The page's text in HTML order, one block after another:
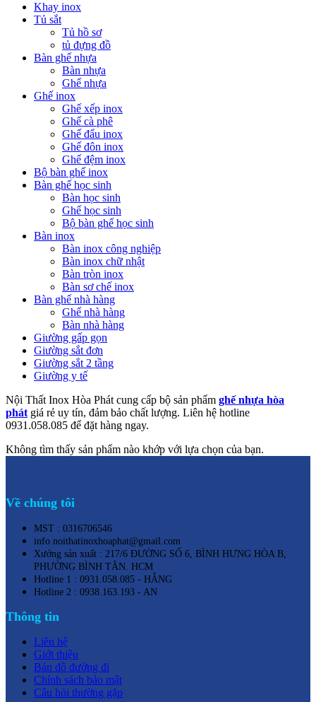
Khay inox
Tủ sắt
Tủ hồ sơ
tủ đựng đồ
Bàn ghế nhựa
Bàn nhựa
Ghế nhựa
Ghế inox
Ghế xếp inox
Ghế cà phê
Ghế đẩu inox
Ghế đôn inox
Ghế đệm inox
Bộ bàn ghế inox
Bàn ghế học sinh
Bàn học sinh
Ghế học sinh
Bộ bàn ghế học sinh
Bàn inox
Bàn inox công nghiệp
Bàn inox chữ nhật
Bàn tròn inox
Bàn sơ chế inox
Bàn ghế nhà hàng
Ghế nhà hàng
Bàn nhà hàng
Giường gấp gọn
Giường sắt đơn
Giường sắt 2 tầng
Giường y tế
Nội Thất Inox Hòa Phát cung cấp bộ sản phẩm ghế nhựa hòa
phátgiá rẻ uy tín, đảm bảo chất lượng. Liên hệ hotline
0931.058.085 để đặt hàng ngay.
Không tìm thấy sản phẩm nào khớp với lựa chọn của bạn.
Về chúng tôi
MST : 0316706546
info.noithatinoxhoaphat@gmail.com
Xưởng sản xuất : 217/6 ĐƯỜNG SỐ 6, BÌNH HƯNG HÒA B,
PHƯỜNG BÌNH TÂN. HCM
Hotline 1 : 0931.058.085 - HẰNG
Hotline 2 : 0938.163.193 - AN
Thông tin
Liên hệ
Giới thiệu
Bản đồ đường đi
Chính sách bảo mật
Câu hỏi thường gặp